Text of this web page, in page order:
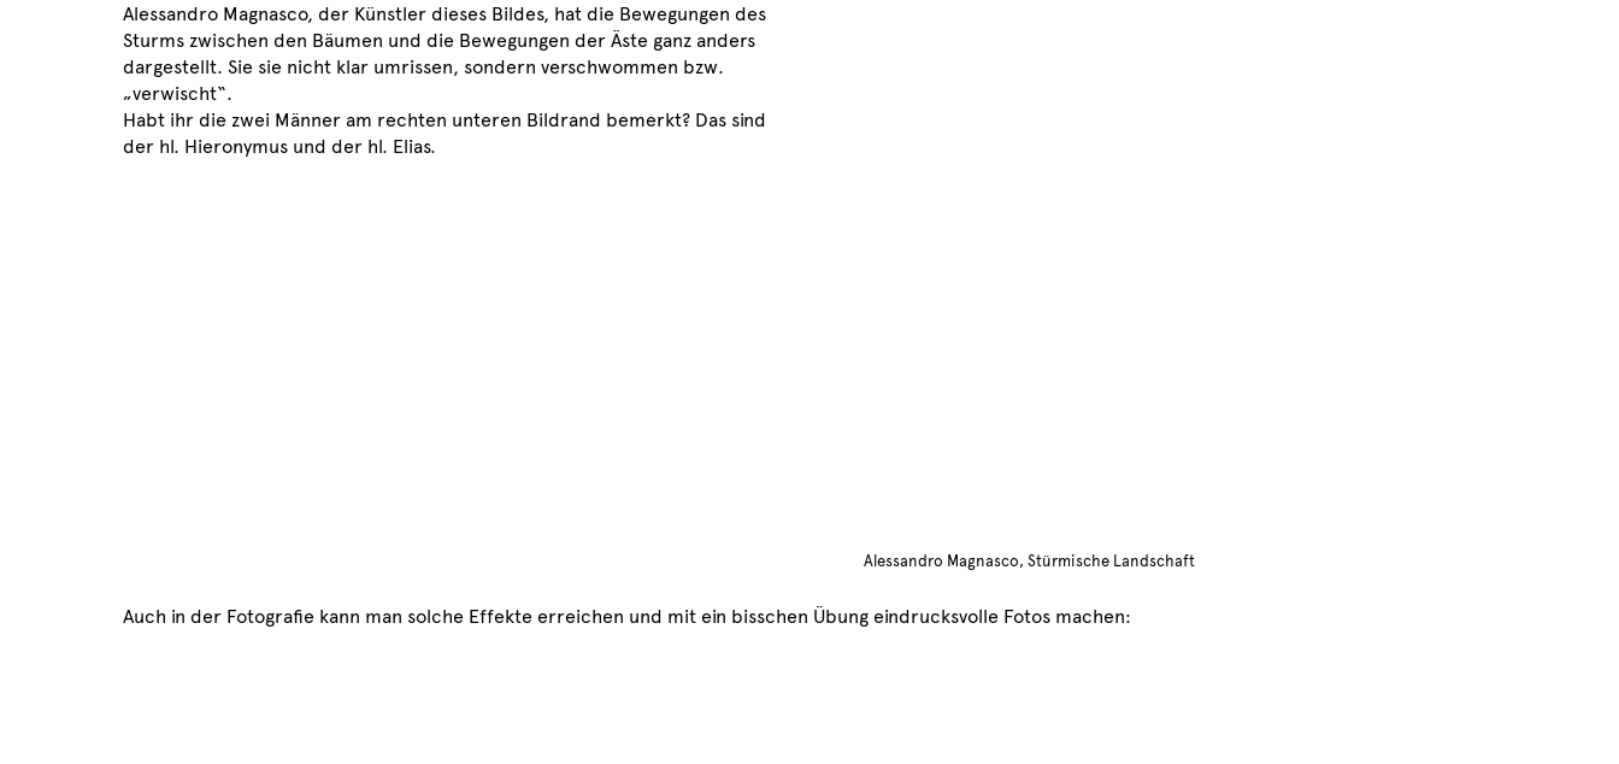
Alessandro Magnasco, Stürmische Landschaft
Alessandro Magnasco, der Künstler dieses Bildes, hat die Bewegungen des
Sturms zwischen den Bäumen und die Bewegungen der Äste ganz anders
dargestellt. Sie sie nicht klar umrissen, sondern verschwommen bzw.
„verwischt“.
Habt ihr die zwei Männer am rechten unteren Bildrand bemerkt? Das sind
der hl. Hieronymus und der hl. Elias.
Auch in der Fotografie kann man solche Effekte erreichen und mit ein bisschen Übung eindrucksvolle Fotos machen: